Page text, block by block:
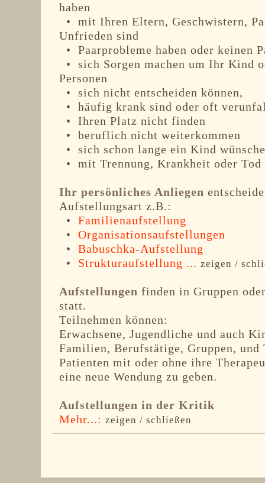
haben
• mit Ihren Eltern, Geschwistern,
Unfrieden sind
• Paarprobleme haben oder keinen
• sich Sorgen machen um Ihr Kind
Personen
• sich nicht entscheiden können,
• häufig krank sind oder oft
• Ihren Platz nicht finden
• beruflich nicht weiterkommen
• sich schon lange ein Kind
• mit Trennung, Krankheit oder
Ihr persönliches Anliegen
Aufstellungsart z.B.:
• Familienaufstellung
• Organisationsaufstellungen
• Babuschka-Aufstellung
• Strukturaufstellung ... zeigen /
Aufstellungen finden in Gruppen
statt.
Teilnehmen können:
Erwachsene, Jugendliche und auch
Familien, Berufstätige, Gruppen, und
Patienten mit oder ohne ihre
eine neue Wendung zu geben.
Aufstellungen in der Kritik
Mehr...: zeigen / schließen